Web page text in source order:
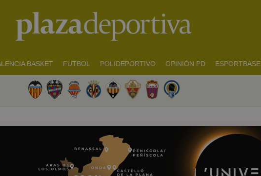
BASKET FUTBOL POLIDEPORTIVO OPINIÓN PD ESPORTBASE